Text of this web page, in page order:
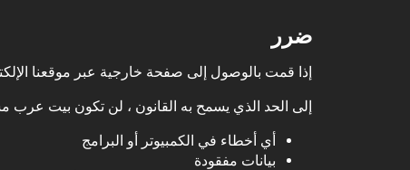
ضرر
إذا قمت بالوصول إلى صفحة خارجية عبر موقعنا
إلى الحد الذي يسمح به القانون ، لن تكون بيت عرب
أي أخطاء في الكمبيوتر أو البرامج
بيانات مفقودة